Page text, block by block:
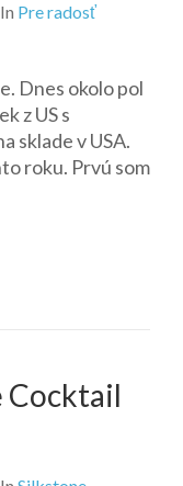
In Pre radosť
Dnes okolo pol
z US s
sklade v USA.
roku. Prvú som
Cocktail